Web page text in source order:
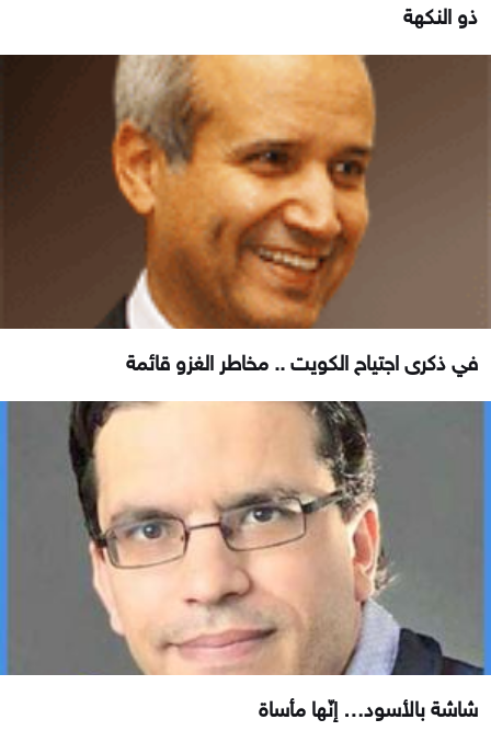
ذو النكهة
في ذكرى اجتياح الكويت .. مخاطر الغزو قائمة
شاشة بالأسود… إنّها مأساة